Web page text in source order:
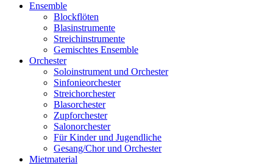
Ensemble
Blockflöten
Blasinstrumente
Streichinstrumente
Gemischtes Ensemble
Orchester
Soloinstrument und Orchester
Sinfonieorchester
Streichorchester
Blasorchester
Zupforchester
Salonorchester
Für Kinder und Jugendliche
Gesang/Chor und Orchester
Mietmaterial